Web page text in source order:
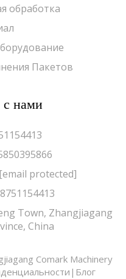
обработка
Пакетов
с нами
[email protected]
Town, Zhangjiagang
China
Comark Machinery
| Блог